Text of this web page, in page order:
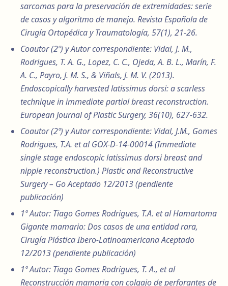
sarcomas para la preservación de extremidades: serie
de casos y algoritmo de manejo. Revista Española de
Cirugía Ortopédica y Traumatología, 57(1), 21-26.
Coautor (2º) y Autor correspondiente: Vidal, J. M.,
Rodrigues, T. A. G., Lopez, C. C., Ojeda, A. B. L., Marín, F.
A. C., Payro, J. M. S., & Viñals, J. M. V. (2013).
Endoscopically harvested latissimus dorsi: a scarless
technique in immediate partial breast reconstruction.
European Journal of Plastic Surgery, 36(10), 627-632.
Coautor (2º) y Autor correspondiente: Vidal, J.M., Gomes
Rodrigues, T.A. et al GOX-D-14-00014 (Immediate
single stage endoscopic latissimus dorsi breast and
nipple reconstruction.) Plastic and Reconstructive
Surgery – Go Aceptado 12/2013 (pendiente
publicación)
1º Autor: Tiago Gomes Rodrigues, T.A. et al Hamartoma
Gigante mamario: Dos casos de una entidad rara,
Cirugía Plástica Ibero-Latinoamericana Aceptado
12/2013 (pendiente publicación)
1º Autor: Tiago Gomes Rodrigues, T. A., et al
Reconstrucción mamaria con colgajo de perforantes de